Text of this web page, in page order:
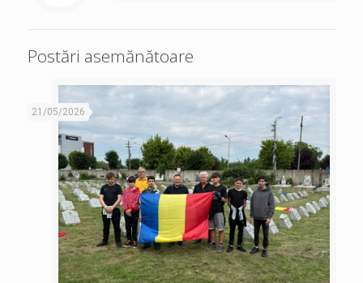
Postări asemănătoare
21/05/2026